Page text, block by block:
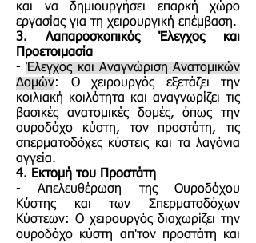
και να δημιουργήσει επαρκή χώρο
εργασίας για τη χειρουργική επέμβαση.
3. Λαπαροσκοπικός Έλεγχος και
Προετοιμασία
-Έλεγχος και Αναγνώριση Ανατομικών
Δομών: Ο χειρουργός εξετάζει την
κοιλιακή κοιλότητα και αναγνωρίζει τις
βασικές ανατομικές δομές, όπως την
ουροδόχο κύστη, τον προστάτη, τις
σπερματοδόχες κύστεις και τα λαγόνια
αγγεία.
4. Εκτομή του Προστάτη
- Απελευθέρωση της Ουροδόχου
Κύστης και των Σπερματοδόχων
Κύστεων: Ο χειρουργός διαχωρίζει την
ουροδόχο κύστη απ'τον προστάτη και